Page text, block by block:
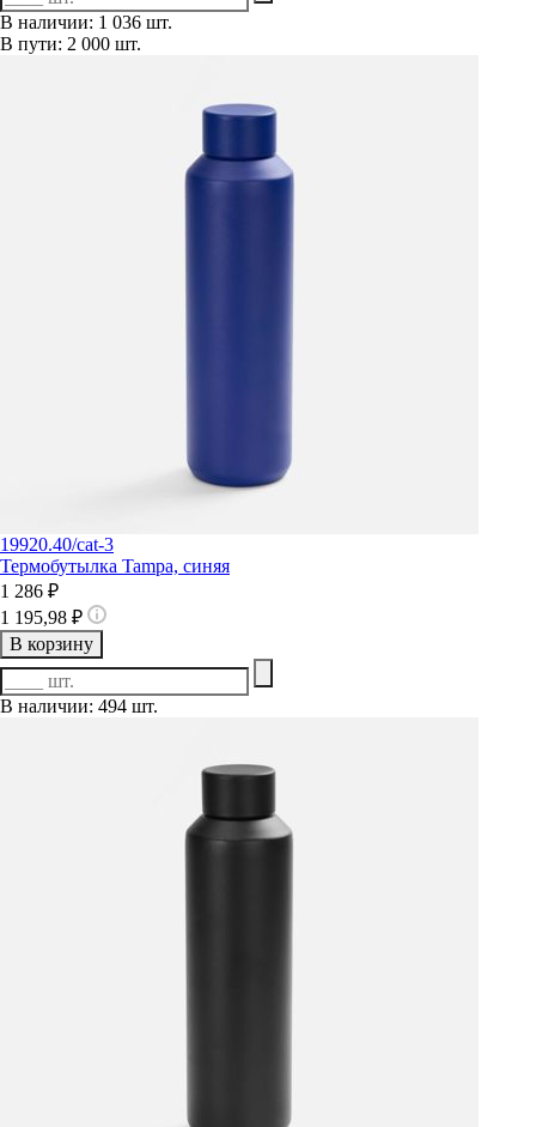
В наличии: 1 036 шт.
В пути: 2 000 шт.
19920.40/cat-3
Термобутылка Tampa, синяя
1 286 ₽
1 195,98 ₽
В корзину
В наличии: 494 шт.